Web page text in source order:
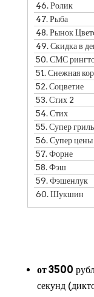
46.Ролик
47.Рыба
48.Рынок
49.Скидка в
50.СМС
51.Снежная
52.Соцветие
53.Стих 2
54.Стих
55.Супер гриль
56.Супер цены
57.Форне
58.Фэш
59.Фэшенлук
60.Шукшин
от 3500
секунд